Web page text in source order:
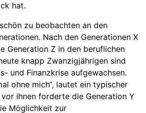
hat.
zu beobachten an den
Nach den Generationen X
Generation Z in den beruflichen
knapp Zwanzigjährigen sind
und Finanzkrise aufgewachsen.
ohne mich“, lautet ein typischer
ihnen forderte die Generation Y
Möglichkeit zur